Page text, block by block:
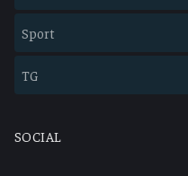
Sport
TG
SOCIAL